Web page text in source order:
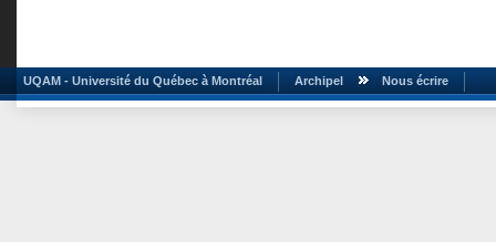
UQAM - Université du Québec à Montréal Archipel Nous écrire